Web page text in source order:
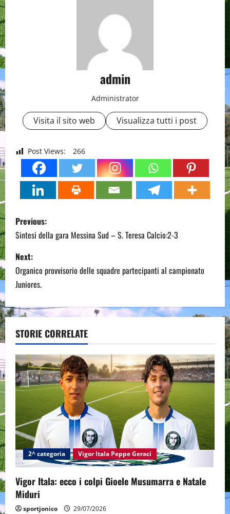
admin
Administrator
Visita il sito web Visualizza tutti i post
Post Views: 266
P
o
s
t
n
a
v
i
g
a
t
i
o
n
Previous:
Sintesi della gara Messina Sud – S. Teresa Calcio:2-3
Next:
Organico provvisorio delle squadre partecipanti al campionato
Juniores.
STORIE CORRELATE
2^ categoria Vigor Itala Peppe Geraci
Vigor Itala: ecco i colpi Gioele Musumarra e Natale
Miduri
sportjonico 29/07/2026